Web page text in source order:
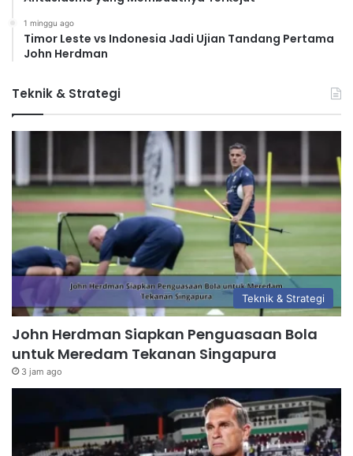
1 minggu ago
Timor Leste vs Indonesia Jadi Ujian Tandang Pertama
John Herdman
Teknik & Strategi
Teknik & Strategi
John Herdman Siapkan Penguasaan Bola
untuk Meredam Tekanan Singapura
3 jam ago